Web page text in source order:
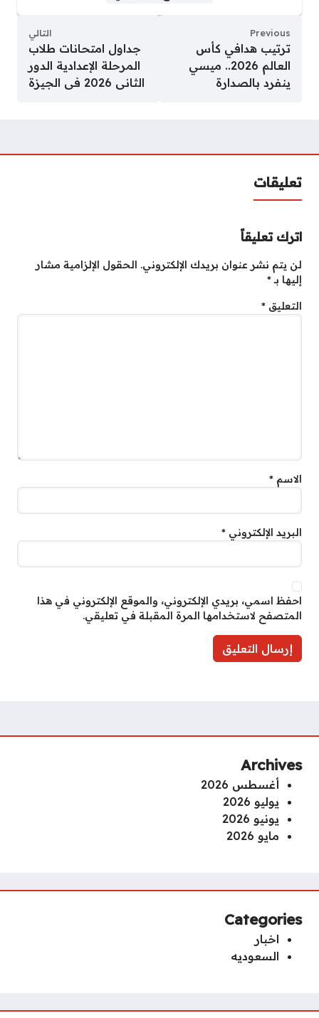
Previous
ترتيب هدافي كأس
العالم 2026.. ميسي
ينفرد بالصدارة
التالي
جداول امتحانات طلاب
المرحلة الإعدادية الدور
الثانى 2026 فى الجيزة
تعليقات
اترك تعليقاً
لن يتم نشر عنوان بريدك الإلكتروني. الحقول الإلزامية مشار
إليها بـ*
التعليق *
الاسم *
البريد الإلكتروني *
احفظ اسمي، بريدي الإلكتروني، والموقع الإلكتروني في هذا
المتصفح لاستخدامها المرة المقبلة في تعليقي.
Archives
أغسطس 2026
يوليو 2026
يونيو 2026
مايو 2026
Categories
اخبار
السعوديه